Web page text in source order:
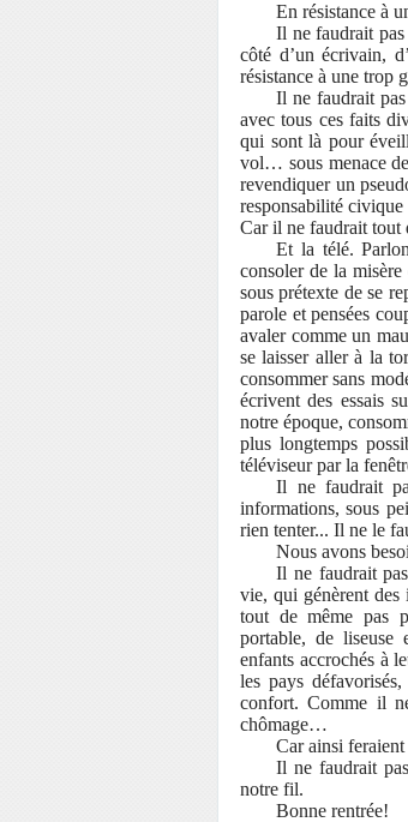
En résistance à
Il ne faudrait pas
côté d’un écrivain,
résistance à une trop
Il ne faudrait
avec tous ces faits
qui sont là pour
vol… sous menace
revendiquer un
responsabilité
Car il ne faudrait tout
Et la télé.
consoler de la
sous prétexte de se
parole et pensées
avaler comme un
se laisser aller à la
consommer sans
écrivent des essais
notre époque,
plus longtemps
téléviseur par la
Il ne faudrait
informations, sous
rien tenter... Il ne le
Nous avons
Il ne faudrait
vie, qui génèrent des
tout de même pas
portable, de liseuse
enfants accrochés à
les pays
confort. Comme il
chômage…
Car ainsi
Il ne faudrait
notre fil.
Bonne rentrée!